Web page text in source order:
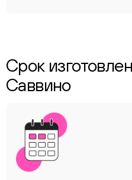
Срок
Саввино